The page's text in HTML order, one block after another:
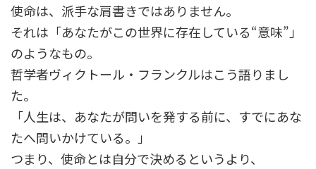
使命は、派手な肩書きではありません。
それは「あなたがこの世界に存在している“意味” 」
のようなもの。
哲学者ヴィクトール・フランクルはこう語りまし
た。
「人生は、あなたが問いを発する前に、すでにあな
たへ問いかけている。」
つまり、使命とは自分で決めるというより、